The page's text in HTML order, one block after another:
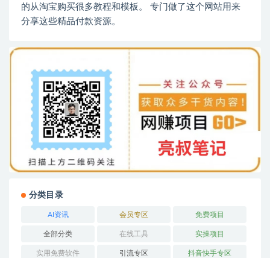
的从淘宝购买很多教程和模板。 专门做了这个网站用来
分享这些精品付款资源。
分类目录
AI资讯 会员专区 免费项目
全部分类 在线工具 实操项目
实用免费软件 引流专区 抖音快手专区